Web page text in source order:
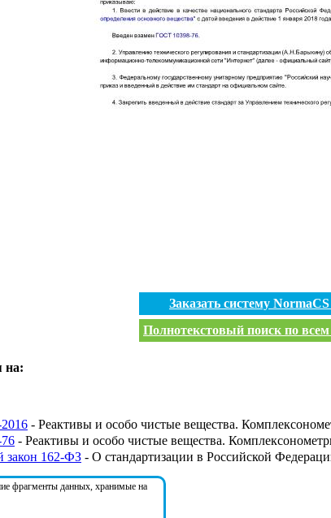
Заказать систему
Полнотекстовый поиск по всем
на:
- Реактивы и особо чистые вещества.
- Реактивы и особо чистые вещества.
закон 162-ФЗ - О стандартизации в Российской
фрагменты данных, хранимые на